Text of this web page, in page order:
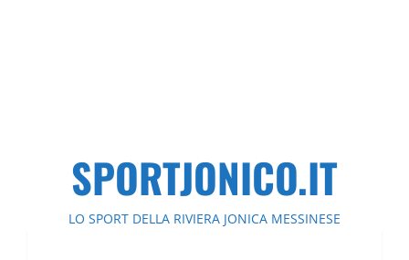
SPORTJONICO.IT
LO SPORT DELLA RIVIERA JONICA MESSINESE